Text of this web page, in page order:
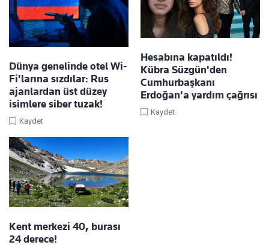
Dünya genelinde otel Wi-
Fi'larına sızdılar: Rus
ajanlardan üst düzey
isimlere siber tuzak!
Kaydet
Hesabına kapatıldı!
Kübra Süzgün'den
Cumhurbaşkanı
Erdoğan'a yardım çağrısı
Kaydet
Kent merkezi 40, burası
24 derece!